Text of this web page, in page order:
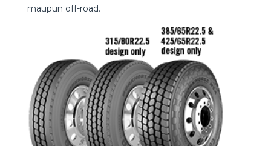
maupun off-road.